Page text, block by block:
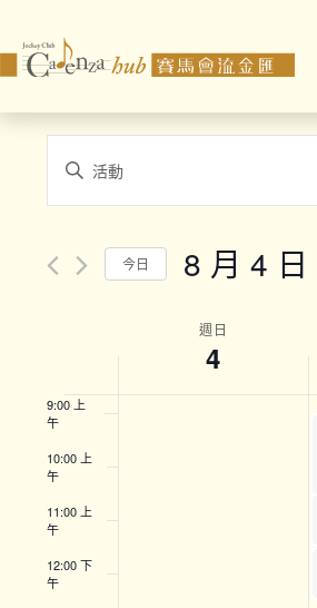
Events
Search
and
Views
Navigation
Enter
Events
今日 8 月 4 日
date.
of
Events
週日
4
午
4:00 上
午
午
9:00 上
午
10:00 上
午
11:00 上
午
12:00 下
午